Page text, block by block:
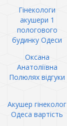
Гінекологи
акушери 1
пологового
будинку Одеси
Оксана
Анатоліївна
Полюлях відгуки
Акушер гінеколог
Одеса вартість